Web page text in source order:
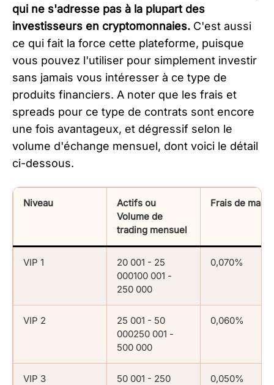
qui ne s'adresse pas à la plupart des
investisseurs en cryptomonnaies. C'est aussi
ce qui fait la force cette plateforme, puisque
vous pouvez l'utiliser pour simplement investir
sans jamais vous intéresser à ce type de
produits financiers. A noter que les frais et
spreads pour ce type de contrats sont encore
une fois avantageux, et dégressif selon le
volume d'échange mensuel, dont voici le détail
ci-dessous.
Niveau
Actifs ou
Volume de
trading mensuel
Frais de maker
VIP 1
20 001 - 25
000100 001 -
250 000
0,070%
VIP 2
25 001 - 50
000250 001 -
500 000
0,060%
VIP 3
50 001 - 250
0,050%